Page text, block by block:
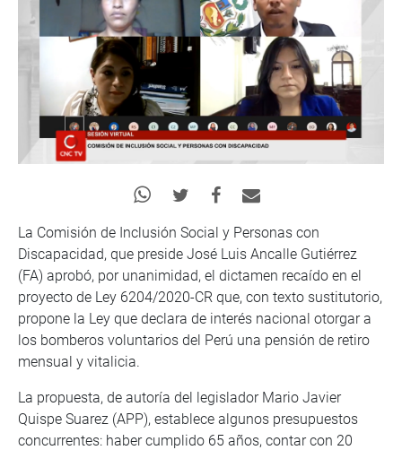
La Comisión de Inclusión Social y Personas con
Discapacidad, que preside José Luis Ancalle Gutiérrez
(FA) aprobó, por unanimidad, el dictamen recaído en el
proyecto de Ley 6204/2020-CR que, con texto sustitutorio,
propone la Ley que declara de interés nacional otorgar a
los bomberos voluntarios del Perú una pensión de retiro
mensual y vitalicia.
La propuesta, de autoría del legislador Mario Javier
Quispe Suarez (APP), establece algunos presupuestos
concurrentes: haber cumplido 65 años, contar con 20